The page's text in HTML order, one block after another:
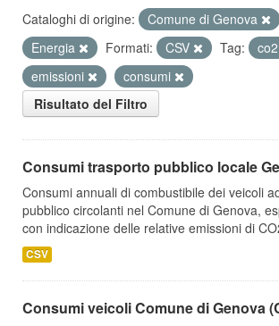
Cataloghi di origine: Comune di Genova
Energia
Formati: CSV Tag:
co2
emissioni
consumi
Risultato del Filtro
Consumi trasporto pubblico locale
Consumi annuali di combustibile dei veicoli
pubblico circolanti nel Comune di Genova,
con indicazione delle relative emissioni di
CSV
Consumi veicoli Comune di Genova